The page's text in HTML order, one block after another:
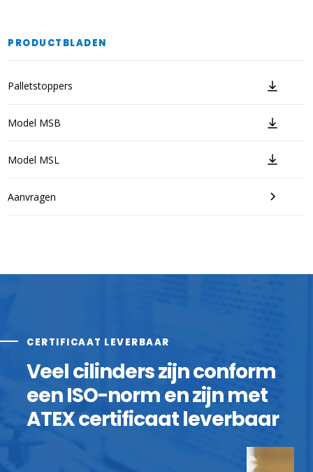
PRODUCTBLADEN
Palletstoppers
Model MSB
Model MSL
Aanvragen
CERTIFICAAT LEVERBAAR
Veel cilinders zijn conform
een ISO-norm en zijn met
ATEX certificaat leverbaar